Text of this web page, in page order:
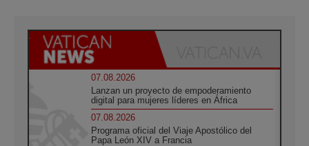
07.08.2026
Lanzan un proyecto de empoderamiento
digital para mujeres líderes en África
07.08.2026
Programa oficial del Viaje Apostólico del
Papa León XIV a Francia